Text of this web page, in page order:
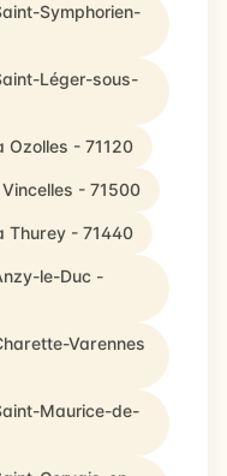
Symphorien-
Léger-sous-
Ozolles - 71120
- 71500
Thurey - 71440
le-Duc -
Varennes
Maurice-de-